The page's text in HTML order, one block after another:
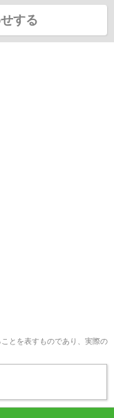
する
とを表すものであり、実際の